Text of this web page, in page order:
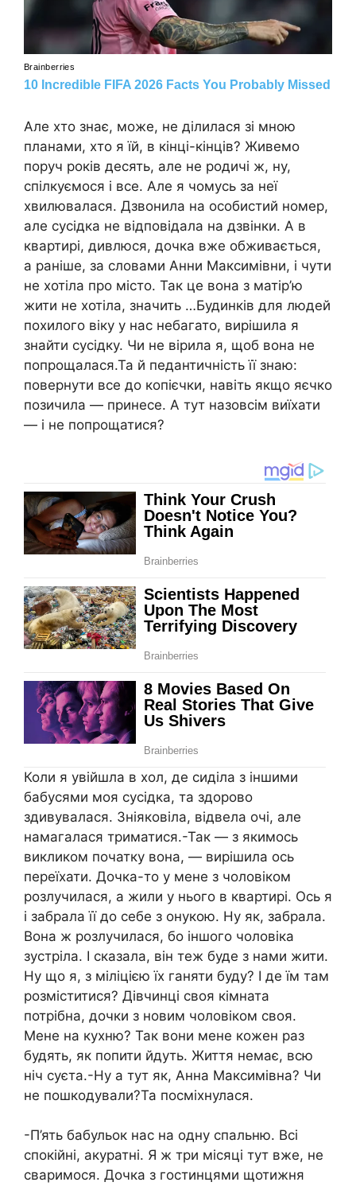
Але хто знає, може, не ділилася зі мною
планами, хто я їй, в кінці-кінців? Живемо
поруч років десять, але не родичі ж, ну,
спілкуємося і все. Але я чомусь за неї
хвилювалася. Дзвонила на особистий номер,
але сусідка не відповідала на дзвінки. А в
квартирі, дивлюся, дочка вже обживається,
а раніше, за словами Анни Максимівни, і чути
не хотіла про місто. Так це вона з матір’ю
жити не хотіла, значить …Будинків для людей
похилого віку у нас небагато, вирішила я
знайти сусідку. Чи не вірила я, щоб вона не
попрощалася.Та й педантичність її знаю:
повернути все до копієчки, навіть якщо яєчко
позичила — принесе. А тут назовсім виїхати
— і не попрощатися?
Коли я увійшла в хол, де сиділа з іншими
бабусями моя сусідка, та здорово
здивувалася. Зніяковіла, відвела очі, але
намагалася триматися.-Так — з якимось
викликом початку вона, — вирішила ось
переїхати. Дочка-то у мене з чоловіком
розлучилася, а жили у нього в квартирі. Ось я
і забрала її до себе з онукою. Ну як, забрала.
Вона ж розлучилася, бо іншого чоловіка
зустріла. І сказала, він теж буде з нами жити.
Ну що я, з міліцією їх ганяти буду? І де їм там
розміститися? Дівчинці своя кімната
потрібна, дочки з новим чоловіком своя.
Мене на кухню? Так вони мене кожен раз
будять, як попити йдуть. Життя немає, всю
ніч суєта.-Ну а тут як, Анна Максимівна? Чи
не пошкодували?Та посміхнулася.
-П’ять бабульок нас на одну спальню. Всі
спокійні, акуратні. Я ж три місяці тут вже, не
сваримося. Дочка з гостинцями щотижня